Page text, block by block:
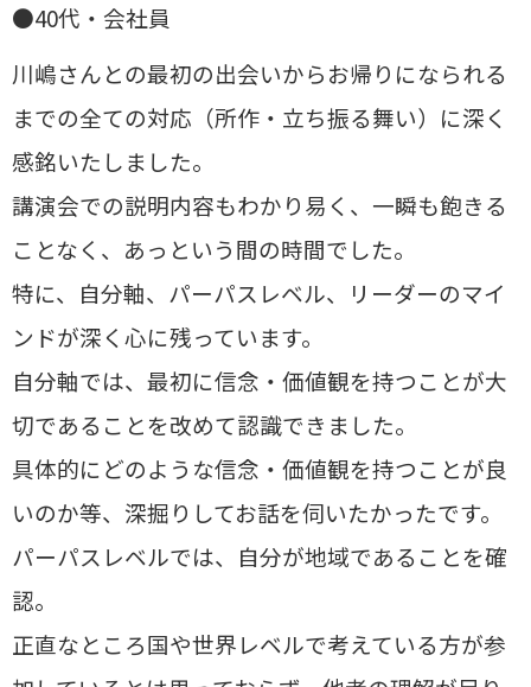
●40代・会社員
川嶋さんとの最初の出会いからお帰りになられる
までの全ての対応（所作・立ち振る舞い）に深く
感銘いたしました。
講演会での説明内容もわかり易く、一瞬も飽きる
ことなく、あっという間の時間でした。
特に、自分軸、パーパスレベル、リーダーのマイ
ンドが深く心に残っています。
自分軸では、最初に信念・価値観を持つことが大
切であることを改めて認識できました。
具体的にどのような信念・価値観を持つことが良
いのか等、深掘りしてお話を伺いたかったです。
パーパスレベルでは、自分が地域であることを確
認。
正直なところ国や世界レベルで考えている方が参